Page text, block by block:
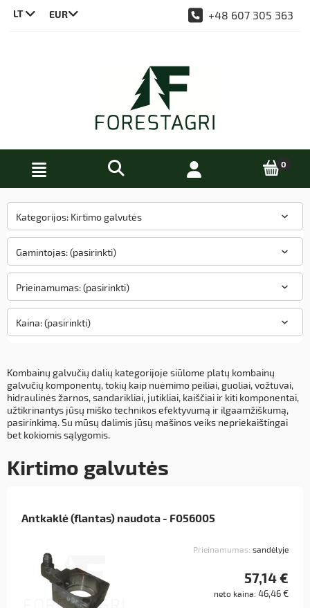
LT
+48 607 305 363
Kategorijos: Kirtimo galvutės
Gamintojas: (pasirinkti)
Prieinamumas: (pasirinkti)
Kaina: (pasirinkti)
Kombainų galvučių dalių kategorijoje siūlome platų kombainų
galvučių komponentų, tokių kaip nuėmimo peiliai, guoliai, vožtuvai,
hidraulinės žarnos, sandarikliai, jutikliai, kaiščiai ir kiti komponentai,
užtikrinantys jūsų miško technikos efektyvumą ir ilgaamžiškumą,
pasirinkimą. Su mūsų dalimis jūsų mašinos veiks nepriekaištingai
bet kokiomis sąlygomis.
Kirtimo galvutės
Antkaklė (flantas) naudota - F056005
Prieinamumas: sandėlyje
57,14 €
neto kaina: 46,46 €